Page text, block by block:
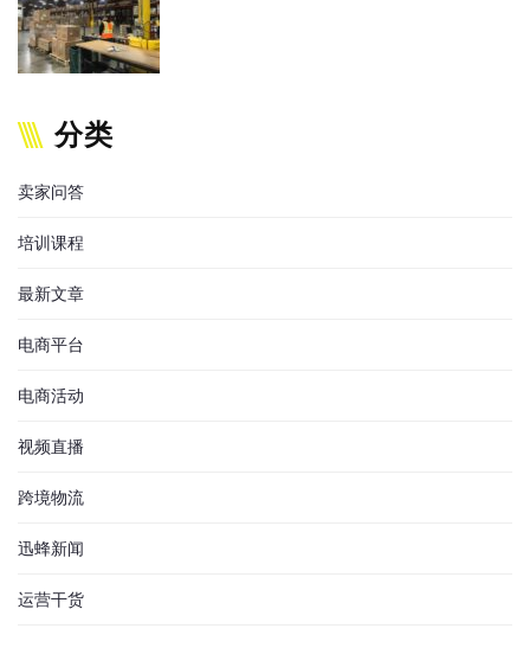
分类
卖家问答
培训课程
最新文章
电商平台
电商活动
视频直播
跨境物流
迅蜂新闻
运营干货